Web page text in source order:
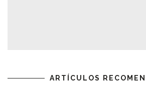
ARTÍCULOS